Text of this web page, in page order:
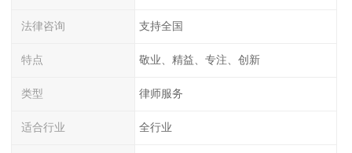
法律咨询 支持全国
特点 敬业、精益、专注、创新
类型 律师服务
适合行业 全行业